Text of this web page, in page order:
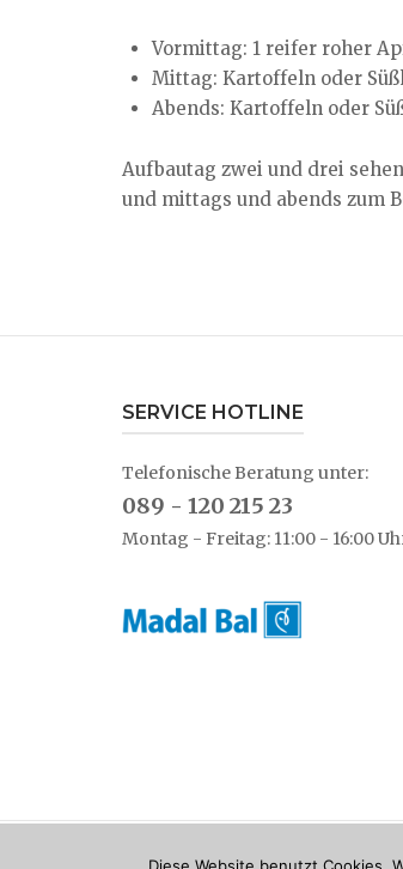
Vormittag: 1 reifer roher
Mittag: Kartoffeln oder
Abends: Kartoffeln oder
Aufbautag zwei und drei
und mittags und abends zum
SERVICE HOTLINE
Telefonische Beratung unter:
089 - 120 215 23
Montag - Freitag: 11:00 - 16:00